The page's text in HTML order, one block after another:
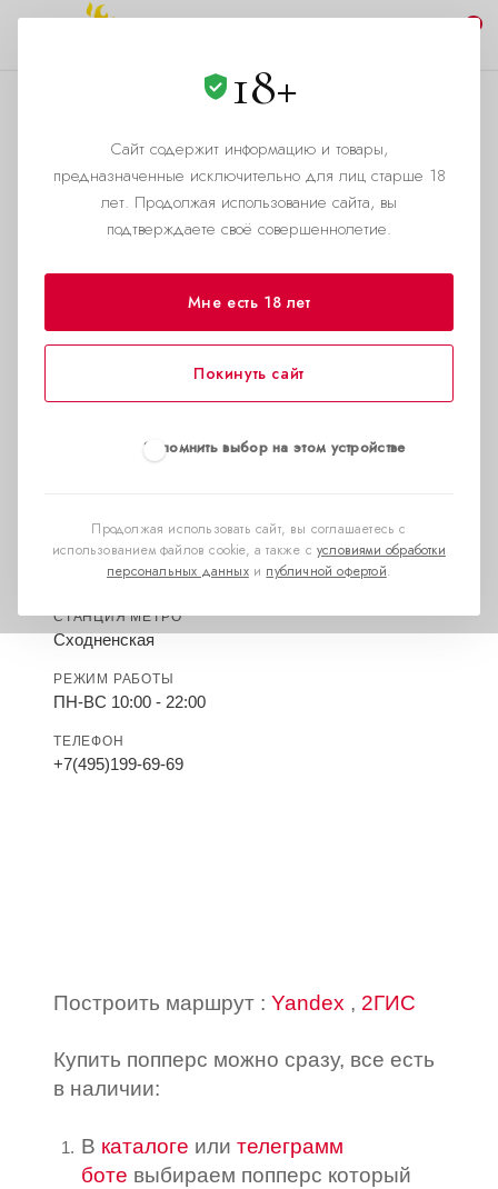
18+
Сайт содержит информацию и товары,
предназначенные исключительно для лиц старше 18
лет. Продолжая использование сайта, вы
подтверждаете своё совершеннолетие.
Мне есть 18 лет
Покинуть сайт
Запомнить выбор на этом устройстве
Продолжая использовать сайт, вы соглашаетесь с
использованием файлов cookie, а также сусловиями обработки
персональных данныхи публичной офертой.
Москва (Сходненская),
улица Фабрициуса, 22к1
СТАНЦИЯ МЕТРО
Сходненская
РЕЖИМ РАБОТЫ
ПН-ВС 10:00 - 22:00
ТЕЛЕФОН
+7(495)199-69-69
Построить маршрут : Yandex , 2ГИС
Купить попперс можно сразу, все есть
в наличии:
В каталоге или телеграмм
боте выбираем попперс который